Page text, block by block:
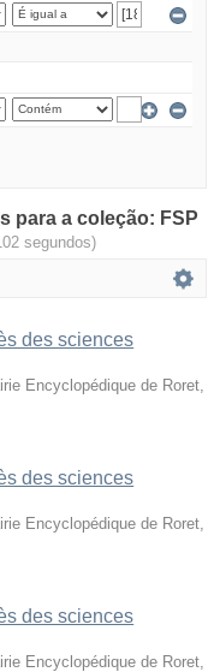
para a coleção: FSP
segundos)
des sciences
Encyclopédique de Roret
des sciences
Encyclopédique de Roret
des sciences
Encyclopédique de Roret